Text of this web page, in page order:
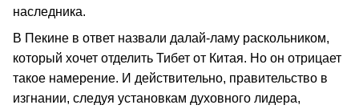
наследника.
В Пекине в ответ назвали далай-ламу раскольником,
который хочет отделить Тибет от Китая. Но он отрицает
такое намерение. И действительно, правительство в
изгнании, следуя установкам духовного лидера,